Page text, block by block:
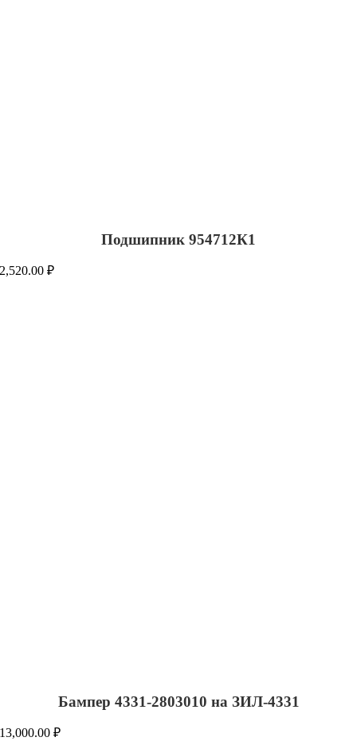
Подшипник 954712К1
2,520.00₽
Бампер 4331-2803010 на ЗИЛ-4331
13,000.00₽